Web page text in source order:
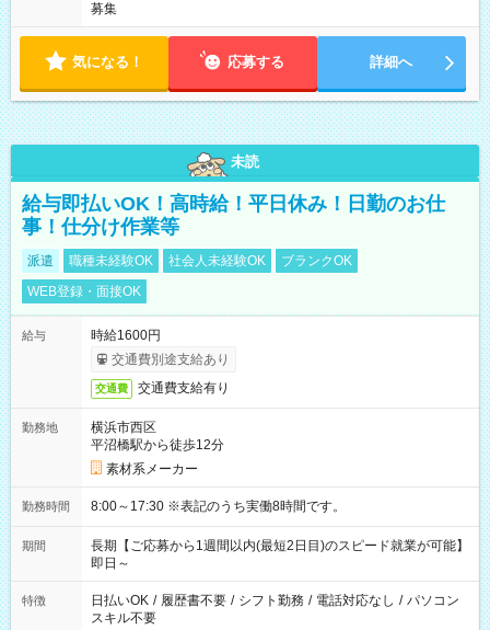
募集
気になる！ 応募する 詳細へ
未読
給与即払いOK！高時給！平日休み！日勤のお仕
事！仕分け作業等
派遣 職種未経験OK 社会人未経験OK
ブランクOK
WEB登録・面接OK
給与
時給1600円
交通費別途支給あり
交通費 交通費支給有り
勤務地
横浜市西区
平沼橋駅から徒歩12分
素材系メーカー
勤務時間 8:00～17:30 ※表記のうち実働8時間です。
期間
長期【ご応募から1週間以内(最短2日目)のスピード就業が可能】
即日～
特徴 日払いOK / 履歴書不要 / シフト勤務 / 電話対応なし / パソコン
スキル不要